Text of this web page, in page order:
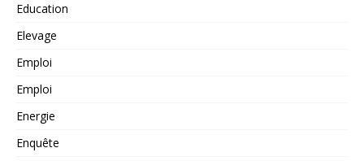
Education
Elevage
Emploi
Emploi
Energie
Enquête